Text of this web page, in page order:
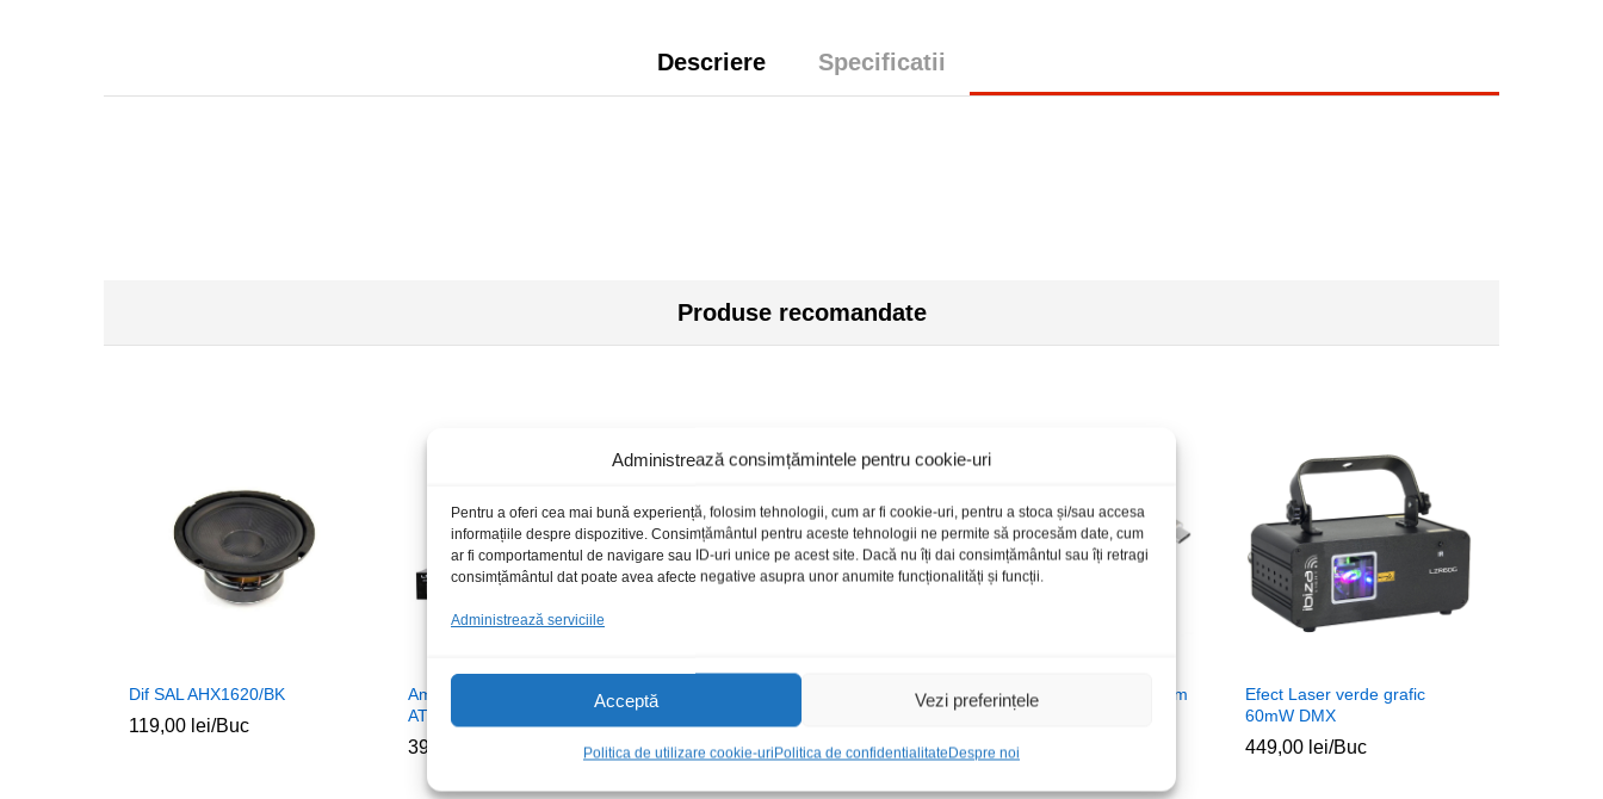
Administrează consimțămintele pentru cookie-uri
Pentru a oferi cea mai bună experiență, folosim tehnologii, cum ar fi cookie-uri, pentru a stoca și/sau accesa
informațiile despre dispozitive. Consimțământul pentru aceste tehnologii ne permite să procesăm date, cum
ar fi comportamentul de navigare sau ID-uri unice pe acest site. Dacă nu îți dai consimțământul sau îți retragi
consimțământul dat poate avea afecte negative asupra unor anumite funcționalități și funcții.
Administrează serviciile
Acceptă Vezi preferințele
Politica de utilizare cookie-uriPolitica de confidentialitateDespre noi
Descriere Specificatii
Produse recomandate
Dif SAL AHX1620/BK
119,00 lei/Buc
Amplificator audio LTC
ATM6000BT
399,00 199,00lei/Buc
Convertor USB tip C-VGA t-m
49,00
Efect Laser verde grafic
60mW DMX
449,00 lei/Buc